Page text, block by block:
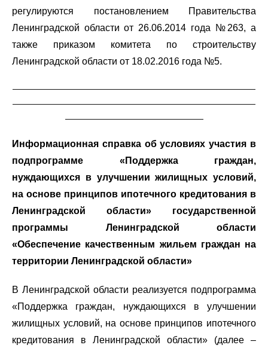
регулируются постановлением Правительства
Ленинградской области от 26.06.2014 года №263, а
также приказом комитета по строительству
Ленинградской области от 18.02.2016 года №5.
Информационная справка об условиях участия в
подпрограмме «Поддержка граждан,
нуждающихся в улучшении жилищных условий,
на основе принципов ипотечного кредитования в
Ленинградской области» государственной
программы Ленинградской области
«Обеспечение качественным жильем граждан на
территории Ленинградской области»
В Ленинградской области реализуется подпрограмма
«Поддержка граждан, нуждающихся в улучшении
жилищных условий, на основе принципов ипотечного
кредитования в Ленинградской области» (далее –